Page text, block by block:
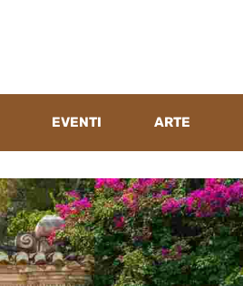
EVENTI ARTE